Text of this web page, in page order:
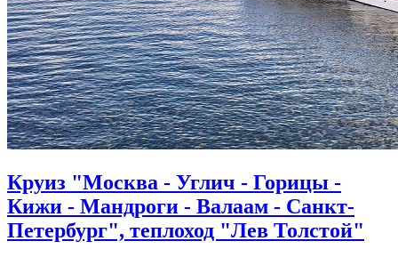
Круиз "Москва - Углич - Горицы -
Кижи - Мандроги - Валаам - Санкт-
Петербург", теплоход "Лев Толстой"